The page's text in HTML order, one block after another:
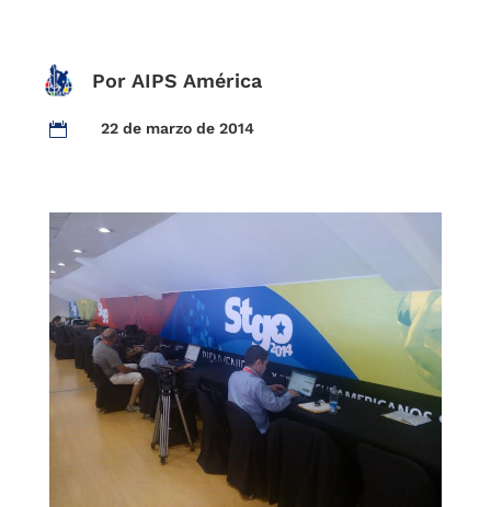
Por AIPS América
 22 de marzo de 2014